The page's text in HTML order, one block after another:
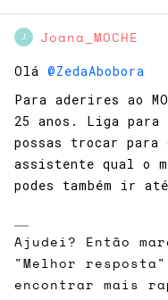
J Joana_MOCHE
Olá @ZedaAbobora
Para aderires ao
25 anos. Liga para
possas trocar para
assistente qual o
podes também ir
Ajudei? Então
"Melhor
encontrar mais